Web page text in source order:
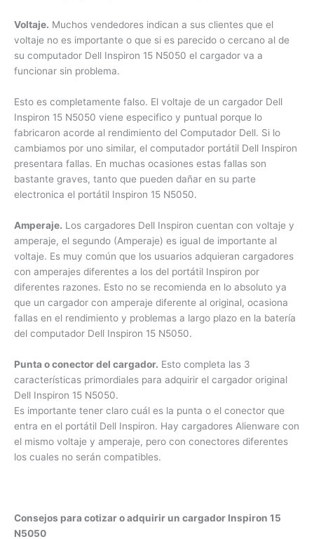
Voltaje. Muchos vendedores indican a sus clientes que el
voltaje no es importante o que si es parecido o cercano al de
su computador Dell Inspiron 15 N5050 el cargador va a
funcionar sin problema.
Esto es completamente falso. El voltaje de un cargador Dell
Inspiron 15 N5050 viene especifico y puntual porque lo
fabricaron acorde al rendimiento del Computador Dell. Si lo
cambiamos por uno similar, el computador portátil Dell
Inspiron presentara fallas. En muchas ocasiones estas fallas
son bastante graves, tanto que pueden dañar en su parte
electronica el portátil Inspiron 15 N5050.
Amperaje. Los cargadores Dell Inspiron cuentan con voltaje
y amperaje, el segundo (Amperaje) es igual de importante al
voltaje. Es muy común que los usuarios adquieran
cargadores con amperajes diferentes a los del portátil
Inspiron por diferentes razones. Esto no se recomienda en lo
absoluto ya que un cargador con amperaje diferente al
original, ocasiona fallas en el rendimiento y problemas a
largo plazo en la batería del computador Dell Inspiron 15
Punta o conector del cargador.Esto completa las 3
características primordiales para adquirir el cargador original
Dell Inspiron 15 N5050.
Es importante tener claro cuál es la punta o el conector que
entra en el portátil Dell Inspiron. Hay cargadores Alienware
con el mismo voltaje y amperaje, pero con conectores
Consejos para cotizar o adquirir un cargador Inspiron 15
¿Necesitas un experto?